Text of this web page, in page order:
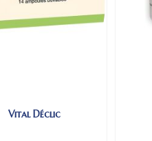
Vital Déclic